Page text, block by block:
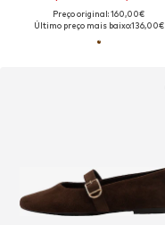
Preço original: 160,00€
Último preço mais baixo:136,00€